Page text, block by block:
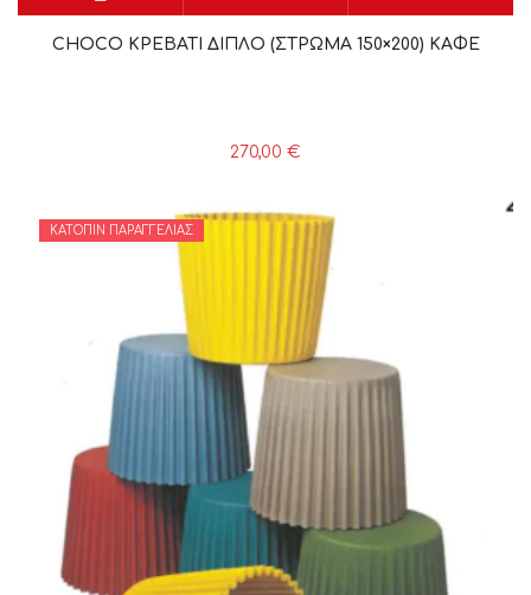
CHOCO ΚΡΕΒΑΤΙ ΔΙΠΛΟ (ΣΤΡΩΜΑ 150×200) ΚΑΦΕ
270,00 €
ΚΑΤΌΠΙΝ ΠΑΡΑΓΓΕΛΊΑΣ